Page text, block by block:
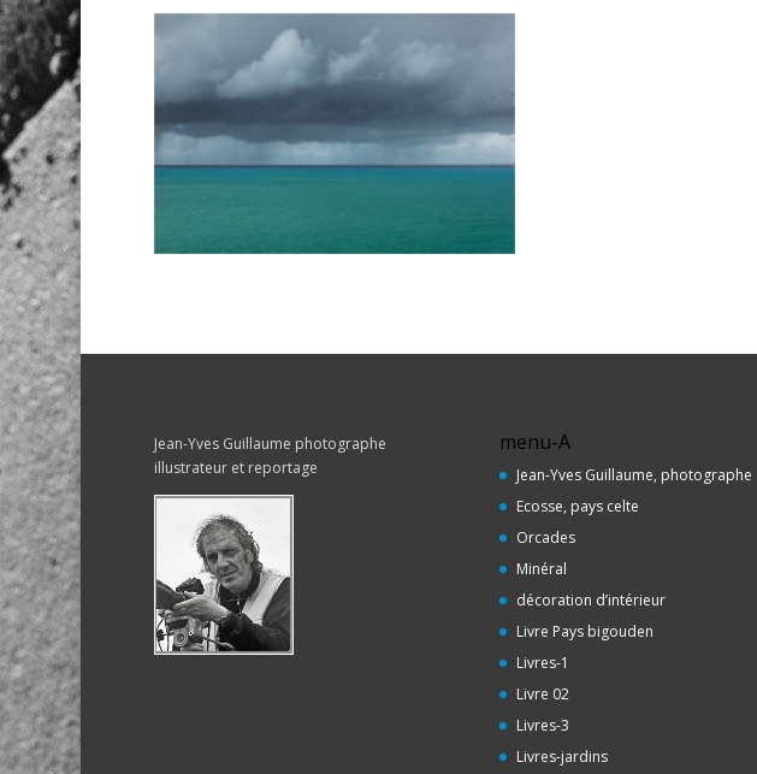
Jean-Yves Guillaume photographe
illustrateur et reportage
menu-A
Jean-Yves Guillaume, photographe
Ecosse, pays celte
Orcades
Minéral
décoration d’intérieur
Livre Pays bigouden
Livres-1
Livre 02
Livres-3
Livres-jardins